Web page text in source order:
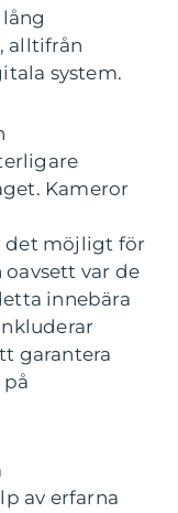
alltifrån
system.
Kameror
det möjligt för
var de
innebära
garantera
av erfarna